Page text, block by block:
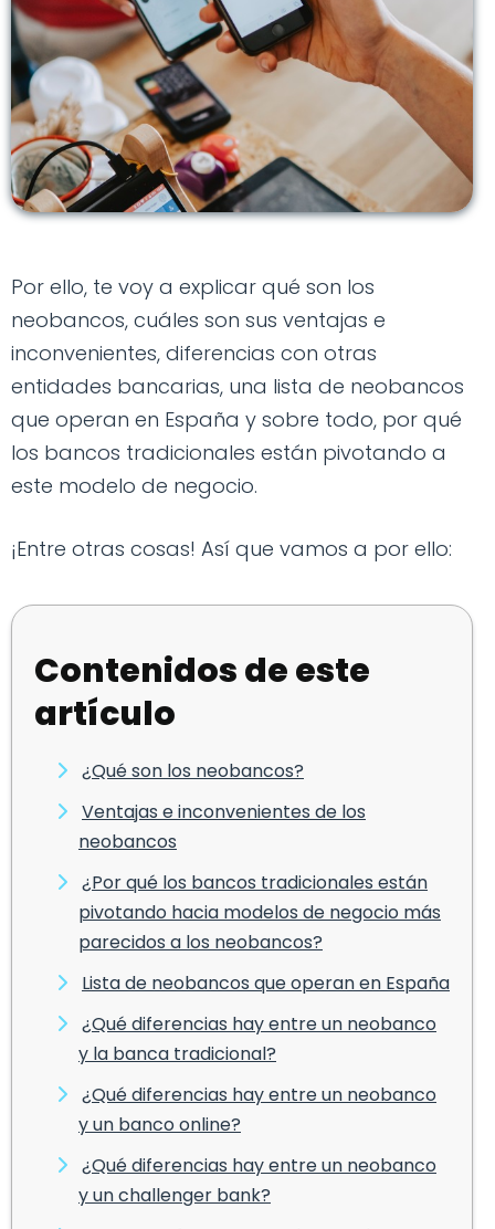
Por ello, te voy a explicar qué son los
neobancos, cuáles son sus ventajas e
inconvenientes, diferencias con otras
entidades bancarias, una lista de neobancos
que operan en España y sobre todo, por qué
los bancos tradicionales están pivotando a
este modelo de negocio.
¡Entre otras cosas! Así que vamos a por ello:
Contenidos de este
artículo
¿Qué son los neobancos?
Ventajas e inconvenientes de los
neobancos
¿Por qué los bancos tradicionales están
pivotando hacia modelos de negocio más
parecidos a los neobancos?
Lista de neobancos que operan en España
¿Qué diferencias hay entre un neobanco
y la banca tradicional?
¿Qué diferencias hay entre un neobanco
y un banco online?
¿Qué diferencias hay entre un neobanco
y un challenger bank?